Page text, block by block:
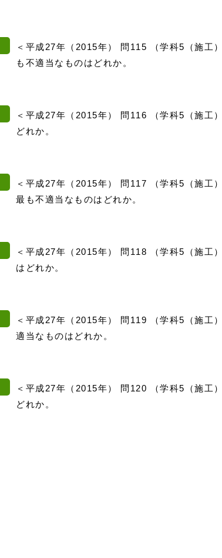
＜平成27年（2015年） 問115 （学科5（施工
も不適当なものはどれか。
＜平成27年（2015年） 問116 （学科5（施工
どれか。
＜平成27年（2015年） 問117 （学科5（施工
最も不適当なものはどれか。
＜平成27年（2015年） 問118 （学科5（施工
はどれか。
＜平成27年（2015年） 問119 （学科5（施工
適当なものはどれか。
＜平成27年（2015年） 問120 （学科5（施工
どれか。